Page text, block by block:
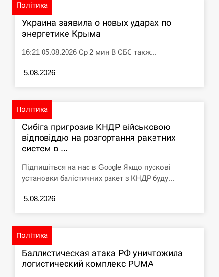
Політика
Украина заявила о новых ударах по
энергетике Крыма
16:21 05.08.2026 Ср 2 мин В СБС такж...
5.08.2026
Політика
Сибіга пригрозив КНДР військовою
відповіддю на розгортання ракетних
систем в ...
Підпишіться на нас в Google Якщо пускові
установки балістичних ракет з КНДР буду...
5.08.2026
Політика
Баллистическая атака РФ уничтожила
логистический комплекс PUMA